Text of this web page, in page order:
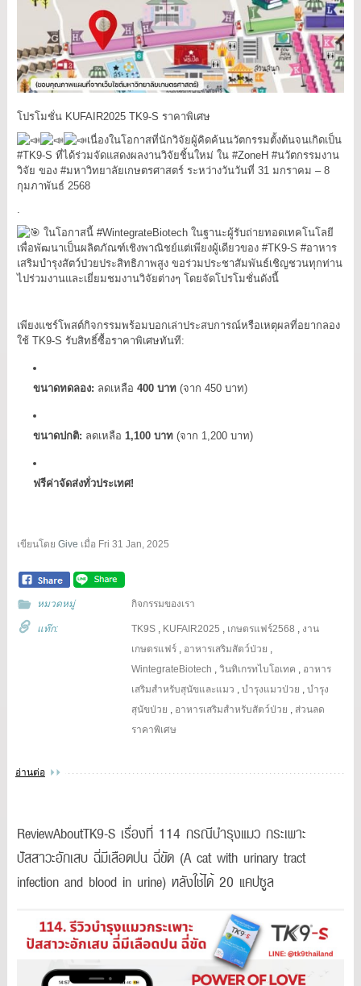
โปรโมชั่น KUFAIR2025 TK9-S ราคาพิเศษ
เนื่องในโอกาสที่นักวิจัยผู้คิดค้นนวัตกรรมตั้งต้นจนเกิดเป็น
#TK9-S ที่ได้ร่วมจัดแสดงผลงานวิจัยชิ้นใหม่ ใน #ZoneH #นวัตกรรมงาน
วิจัย ของ #มหาวิทยาลัยเกษตรศาสตร์ระหว่างวันวันที่ 31 มกราคม – 8
กุมภาพันธ์ 2568
.
ในโอกาสนี้ #WintegrateBiotechในฐานะผู้รับถ่ายทอดเทคโนโลยี
เพื่อพัฒนาเป็นผลิตภัณฑ์เชิงพาณิชย์แต่เพียงผู้เดียวของ #TK9-S #อาหาร
เสริมบำรุงสัตว์ป่วยประสิทธิภาพสูงขอร่วมประชาสัมพันธ์เชิญชวนทุกท่าน
ไปร่วมงานและเยี่ยมชมงานวิจัยต่างๆ โดยจัดโปรโมชั่นดังนี้
เพียงแชร์โพสต์กิจกรรมพร้อมบอกเล่าประสบการณ์หรือเหตุผลที่อยากลอง
ใช้ TK9-S รับสิทธิ์ซื้อราคาพิเศษทันที:
ขนาดทดลอง: ลดเหลือ 400 บาท(จาก 450 บาท)
ขนาดปกติ: ลดเหลือ 1,100 บาท(จาก 1,200 บาท)
ฟรีค่าจัดส่งทั่วประเทศ!
เขียนโดย Give เมื่อ Fri 31 Jan, 2025
หมวดหมู่ กิจกรรมของเรา
แท๊ก: TK9S , KUFAIR2025 , เกษตรแฟร์2568 , งาน
เกษตรแฟร์ , อาหารเสริมสัตว์ป่วย ,
WintegrateBiotech ,วินทิเกรทไบโอเทค , อาหาร
เสริมสำหรับสุนัขและแมว ,บำรุงแมวป่วย ,บำรุง
สุนัขป่วย , อาหารเสริมสำหรับสัตว์ป่วย , ส่วนลด
ราคาพิเศษ
อ่านต่อ
ReviewAboutTK9-S เรื่องที่ 114 กรณีบำรุงแมว กระเพาะ
ปัสสาวะอักเสบ ฉี่มีเลือดปน ฉี่ขัด (A cat with urinary tract
infection and blood in urine) หลังใช้ได้ 20 แคปซูล